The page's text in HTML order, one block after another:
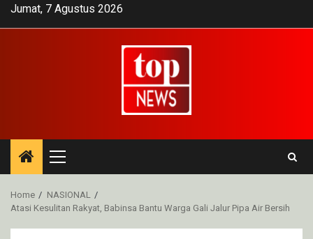
SkipJumat, 7 Agustus 2026
Primary
Menu
Home
NASIONAL
Atasi Kesulitan Rakyat, Babinsa Bantu Warga Gali Jalur Pipa Air Bersih